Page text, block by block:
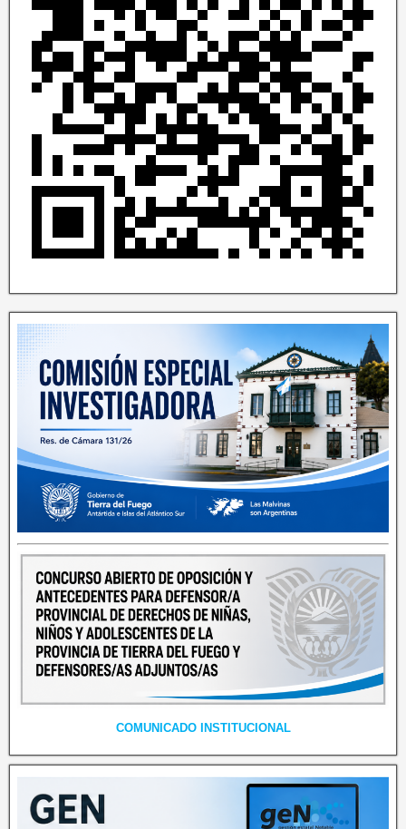
COMUNICADO INSTITUCIONAL